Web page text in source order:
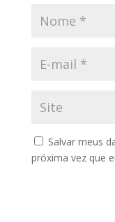
Salvar meus
próxima vez que